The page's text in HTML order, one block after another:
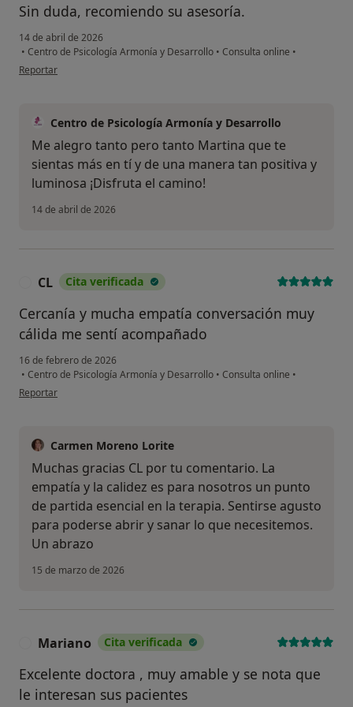
Sin duda, recomiendo su asesoría.
14 de abril de 2026
• Centro de Psicología Armonía y Desarrollo • Consulta online •
en opinión del usuario Martina
Reportar
Centro de Psicología Armonía y Desarrollo
Me alegro tanto pero tanto Martina que te
sientas más en tí y de una manera tan positiva y
luminosa ¡Disfruta el camino!
14 de abril de 2026
CL Cita verificada
Cercanía y mucha empatía conversación muy
cálida me sentí acompañado
16 de febrero de 2026
• Centro de Psicología Armonía y Desarrollo • Consulta online •
en opinión del usuario CL
Reportar
Carmen Moreno Lorite
Muchas gracias CL por tu comentario. La
empatía y la calidez es para nosotros un punto
de partida esencial en la terapia. Sentirse agusto
para poderse abrir y sanar lo que necesitemos.
Un abrazo
15 de marzo de 2026
Mariano Cita verificada
Excelente doctora , muy amable y se nota que
le interesan sus pacientes